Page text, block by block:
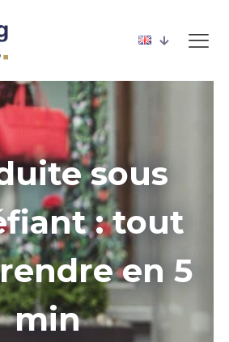
sous
: tout
en 5
min